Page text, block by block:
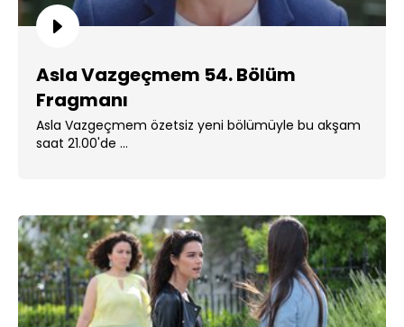
Asla Vazgeçmem 54. Bölüm
Fragmanı
Asla Vazgeçmem özetsiz yeni bölümüyle bu akşam
saat 21.00'de ...